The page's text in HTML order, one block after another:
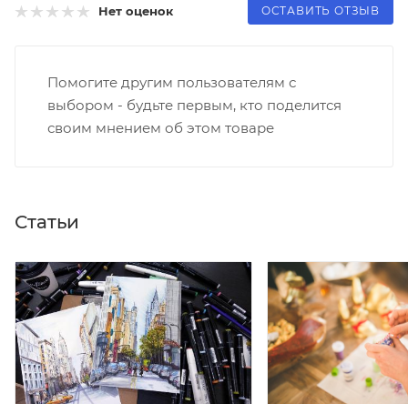
Нет оценок ОСТАВИТЬ ОТЗЫВ
Помогите другим пользователям с
выбором - будьте первым, кто поделится
своим мнением об этом товаре
Статьи